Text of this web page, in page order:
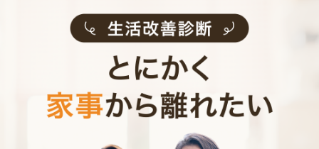
・ 蟹江町・ 飛島村・東浦町
愛知県近郊の家事代行求人